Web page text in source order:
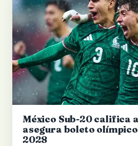
México Sub-20 califica
asegura boleto
2028